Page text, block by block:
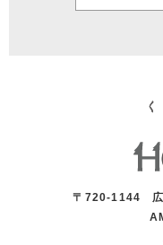
〒720-1144 広